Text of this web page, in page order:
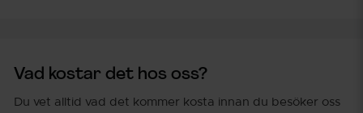
Vad kostar det hos oss?
Du vet alltid vad det kommer kosta innan du besöker oss